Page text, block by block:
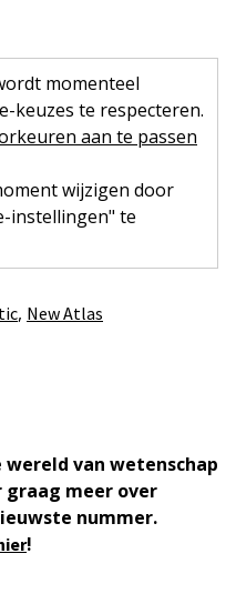
momenteel
keuzes te respecteren.
aan te passen
wijzigen door
instellingen" te
, New Atlas
van wetenschap
meer over
nummer.
!